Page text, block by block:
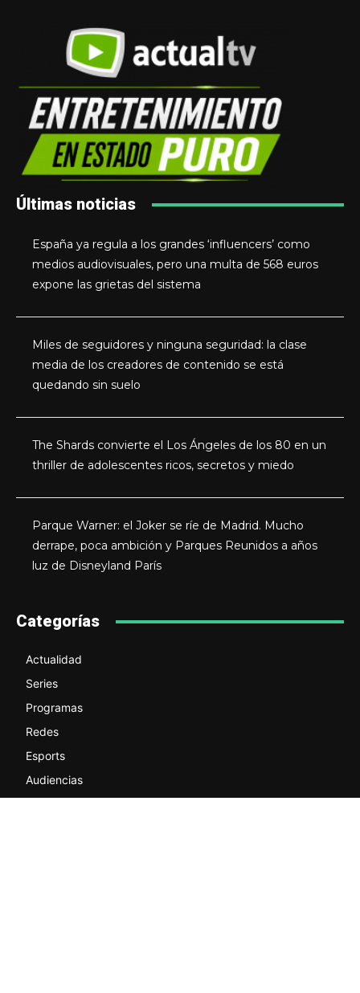
Últimas noticias
España ya regula a los grandes ‘influencers’ como
medios audiovisuales, pero una multa de 568 euros
expone las grietas del sistema
Miles de seguidores y ninguna seguridad: la clase
media de los creadores de contenido se está
quedando sin suelo
The Shards convierte el Los Ángeles de los 80 en un
thriller de adolescentes ricos, secretos y miedo
Parque Warner: el Joker se ríe de Madrid. Mucho
derrape, poca ambición y Parques Reunidos a años
luz de Disneyland París
Categorías
Actualidad
Series
Programas
Redes
Esports
Audiencias